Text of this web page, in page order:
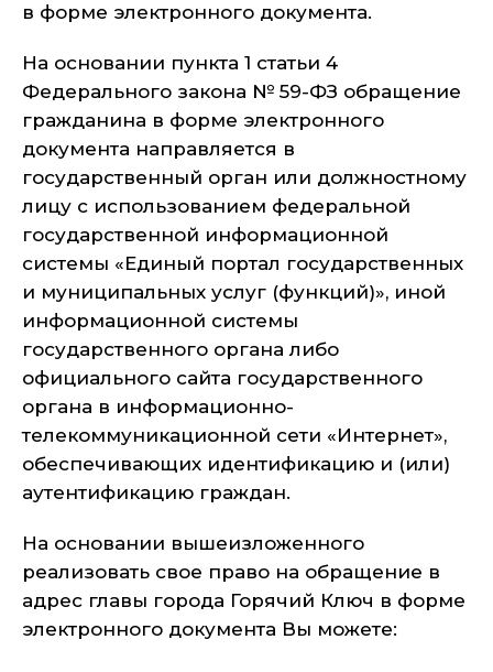
в форме электронного документа.
На основании пункта 1 статьи 4
Федерального закона № 59-ФЗ обращение
гражданина в форме электронного
документа направляется в
государственный орган или должностному
лицу с использованием федеральной
государственной информационной
системы «Единый портал государственных
и муниципальных услуг (функций)», иной
информационной системы
государственного органа либо
официального сайта государственного
органа в информационно-
телекоммуникационной сети «Интернет»,
обеспечивающих идентификацию и (или)
аутентификацию граждан.
На основании вышеизложенного
реализовать свое право на обращение в
адрес главы города Горячий Ключ в форме
электронного документа Вы можете: